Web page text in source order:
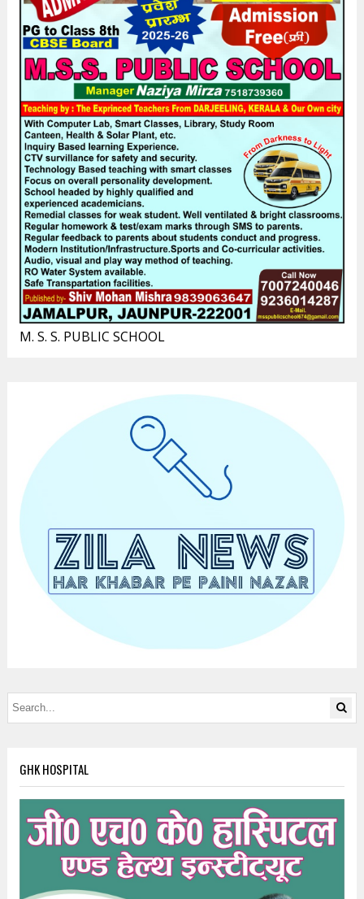
M. S. S. PUBLIC SCHOOL
GHK HOSPITAL